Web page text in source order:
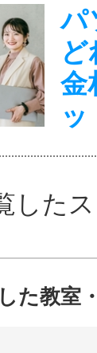
パ
金
した
た教室